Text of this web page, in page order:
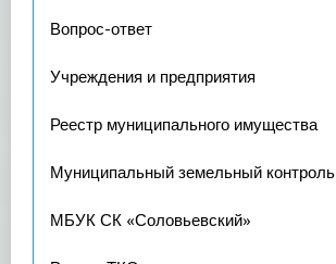
Вопрос-ответ
Учреждения и предприятия
Реестр муниципального имущества
Муниципальный земельный контроль
МБУК СК «Соловьевский»